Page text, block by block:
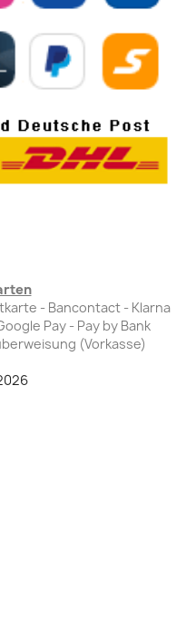
- Bancontact - Klarna
Pay - Pay by Bank
(Vorkasse)